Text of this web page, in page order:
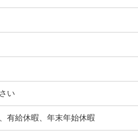
い
有給休暇、年末年始休暇